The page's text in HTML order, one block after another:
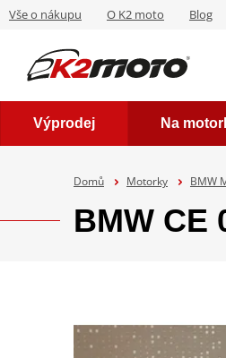
Vše o nákupu O K2 moto Blog
Výprodej Na
Domů Motorky BMW
BMW CE